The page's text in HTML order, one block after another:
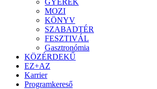
GYEREK
MOZI
KÖNYV
SZABADTÉR
FESZTIVÁL
Gasztronómia
KÖZÉRDEKŰ
EZ+AZ
Karrier
Programkereső